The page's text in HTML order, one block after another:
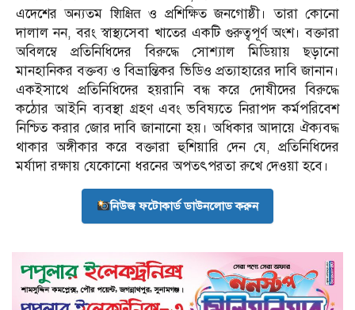
এদেশের অন্যতম शिक्षित ও প্রশিক্ষিত জনগোষ্ঠী। তারা কোনো
দালাল নন, বরং স্বাস্থ্যসেবা খাতের একটি গুরুত্বপূর্ণ অংশ। বক্তারা
অবিলম্বে প্রতিনিধিদের বিরুদ্ধে সোশ্যাল মিডিয়ায় ছড়ানো
মানহানিকর বক্তব্য ও বিভ্রান্তিকর ভিডিও প্রত্যাহারের দাবি জানান।
একইসাথে প্রতিনিধিদের হয়রানি বন্ধ করে দোষীদের বিরুদ্ধে
কঠোর আইনি ব্যবস্থা গ্রহণ এবং ভবিষ্যতে নিরাপদ কর্মপরিবেশ
নিশ্চিত করার জোর দাবি জানানো হয়। অধিকার আদায়ে ঐক্যবদ্ধ
থাকার অঙ্গীকার করে বক্তারা হুশিয়ারি দেন যে, প্রতিনিধিদের
মর্যাদা রক্ষায় যেকোনো ধরনের অপতৎপরতা রুখে দেওয়া হবে।
নিউজ ফটোকার্ড ডাউনলোড করুন